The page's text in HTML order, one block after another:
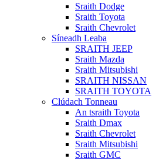
Sraith Dodge
Sraith Toyota
Sraith Chevrolet
Síneadh Leaba
SRAITH JEEP
Sraith Mazda
Sraith Mitsubishi
SRAITH NISSAN
SRAITH TOYOTA
Clúdach Tonneau
An tsraith Toyota
Sraith Dmax
Sraith Chevrolet
Sraith Mitsubishi
Sraith GMC